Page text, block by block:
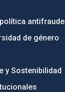
antifraude
de género
y Sostenibilidad